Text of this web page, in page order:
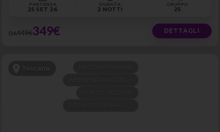
PARTENZA
25 SET 26
DURATA
2 NOTTI
GRUPPO
25
DA449€349€ DETTAGLI
Toscana